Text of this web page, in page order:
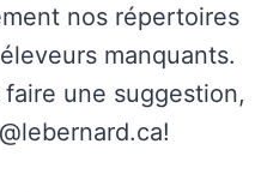
nos répertoires
manquants.
une suggestion,